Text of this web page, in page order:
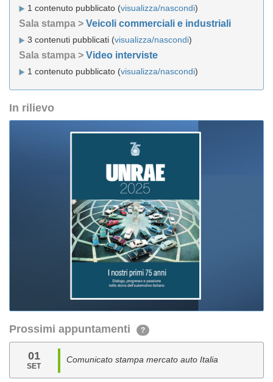
1 contenuto pubblicato (visualizza/nascondi)
Sala stampa > Veicoli commerciali e industriali
3 contenuti pubblicati (visualizza/nascondi)
Sala stampa > Video interviste
1 contenuto pubblicato (visualizza/nascondi)
In rilievo
Prossimi appuntamenti ?
01
SET
Comunicato stampa mercato auto Italia